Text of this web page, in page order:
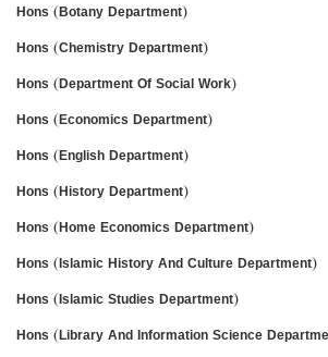
Hons (Botany Department)
Hons (Chemistry Department)
Hons (Department Of Social Work)
Hons (Economics Department)
Hons (English Department)
Hons (History Department)
Hons (Home Economics Department)
Hons (Islamic History And Culture Department)
Hons (Islamic Studies Department)
Hons (Library And Information Science